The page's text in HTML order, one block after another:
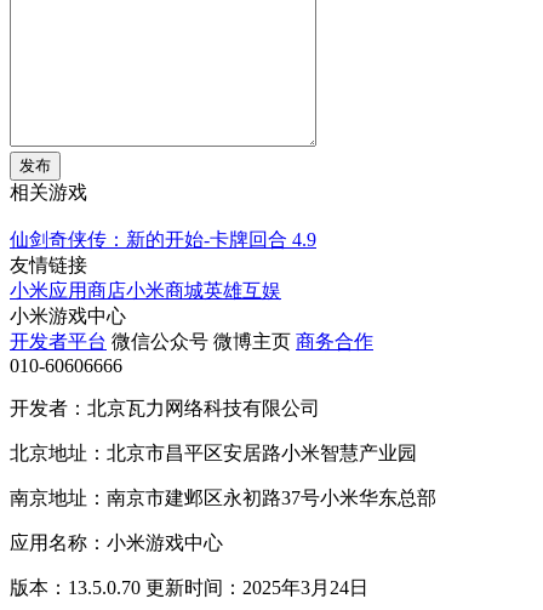
发布
相关游戏
仙剑奇侠传：新的开始-卡牌回合 4.9
友情链接
小米应用商店小米商城英雄互娱
小米游戏中心
开发者平台 微信公众号 微博主页 商务合作
010-60606666
开发者：北京瓦力网络科技有限公司
北京地址：北京市昌平区安居路小米智慧产业园
南京地址：南京市建邺区永初路37号小米华东总部
应用名称：小米游戏中心
版本：13.5.0.70 更新时间：2025年3月24日